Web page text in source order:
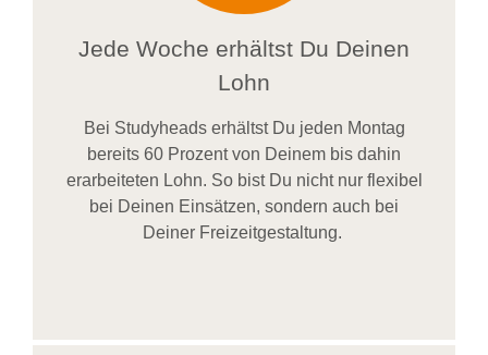
Jede Woche erhältst Du Deinen
Lohn
Bei Studyheadserhältst Du jeden Montag
bereits 60 Prozent von Deinem bis dahin
erarbeiteten Lohn. So bist Du nicht nur flexibel
bei Deinen Einsätzen, sondern auch bei
DeinerFreizeitgestaltung.